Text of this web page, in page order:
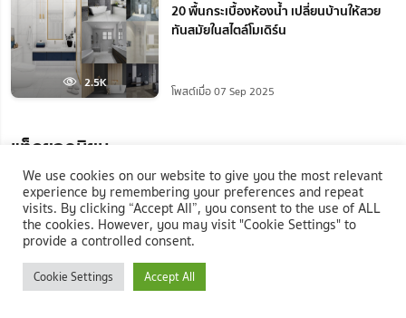
2.5K
20 พื้นกระเบื้องห้องน้ำ เปลี่ยนบ้านให้สวย
ทันสมัยในสไตล์โมเดิร์น
โพสต์เมื่อ 07 Sep 2025
แท็กยอดนิยม
#หญ้าเทียม
#บริษัท เคทีเอ็ม ลิฟวิ่งมอลล์ จำกัด
#Natthanan
#ตู้เอกสาร #Elegant Decor
We use cookies on our website to give you the most relevant
experience by remembering your preferences and repeat
visits. By clicking “Accept All”, you consent to the use of ALL
the cookies. However, you may visit "Cookie Settings" to
provide a controlled consent.
Cookie Settings Accept All